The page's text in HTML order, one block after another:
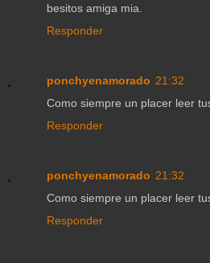
besitos amiga mia.
Responder
ponchyenamorado 21:32
Como siempre un placer leer
Responder
ponchyenamorado 21:32
Como siempre un placer leer
Responder